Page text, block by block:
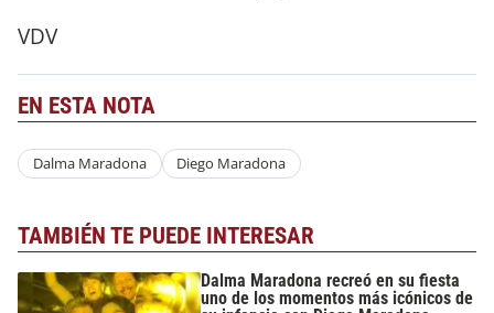
VDV
EN ESTA NOTA
Dalma Maradona Diego Maradona
TAMBIÉN TE PUEDE INTERESAR
Dalma Maradona recreó en su fiesta
uno de los momentos más icónicos de